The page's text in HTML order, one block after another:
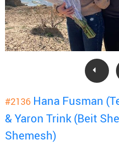
#2136 Hana Fusman
& Yaron Trink (Beit
Shemesh)